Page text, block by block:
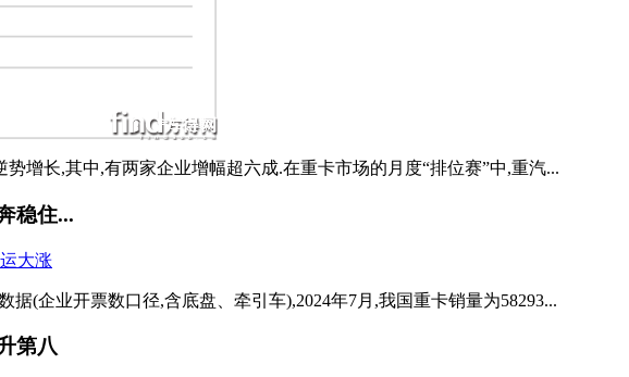
增长,其中,有两家企业增幅超六成.在重卡市场的月度“排位赛”中,重汽...
稳住...
(企业开票数口径,含底盘、牵引车),2024年7月,我国重卡销量为58293...
第八